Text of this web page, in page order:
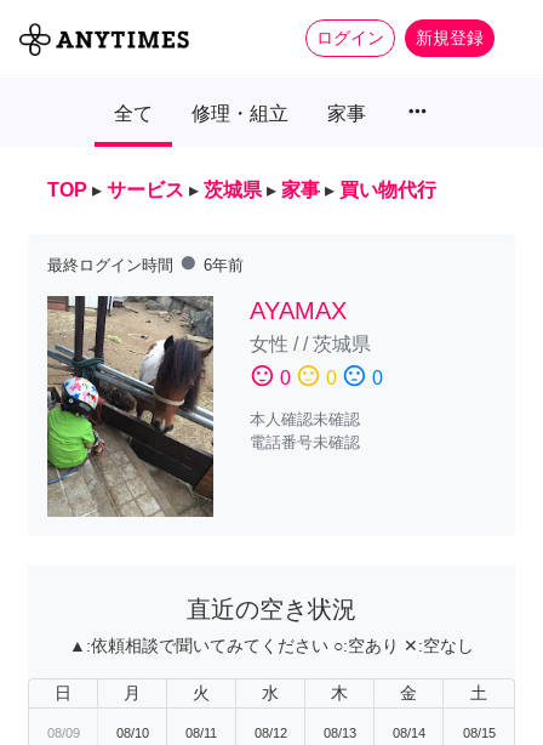
ログイン 新規登録
全て 修理・組立 家事 more_horiz
TOP ▸ サービス ▸ 茨城県 ▸ 家事 ▸ 買い物代行
最終ログイン時間 fiber_manual_record 6年前
AYAMAX
女性 //茨城県
sentiment_satisfied 0 sentiment_neutral 0 sentiment_dissatisfied 0
本人確認未確認
電話番号未確認
直近の空き状況
▲:依頼相談で聞いてみてください ○:空あり ✕:空なし
日 月 火 水 木 金 土
08/09 08/10 08/11 08/12 08/13 08/14 08/15